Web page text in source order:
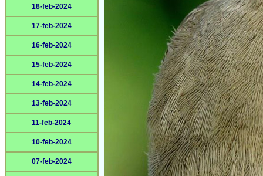
18-feb-2024
17-feb-2024
16-feb-2024
15-feb-2024
14-feb-2024
13-feb-2024
11-feb-2024
10-feb-2024
07-feb-2024